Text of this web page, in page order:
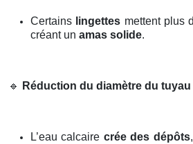
Certains lingettes mettent plus
créant un amas solide.
🔹 Réduction du diamètre du tuyau
L’eau calcaire crée des dépôts